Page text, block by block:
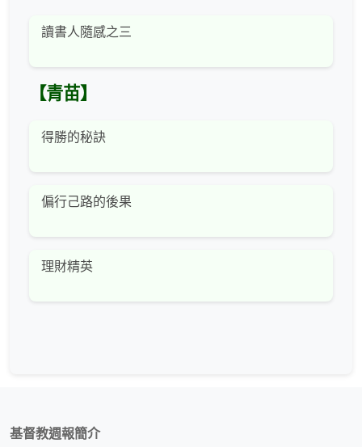
讀書人隨感之三
【青苗】
得勝的秘訣
偏行己路的後果
理財精英
基督教週報簡介